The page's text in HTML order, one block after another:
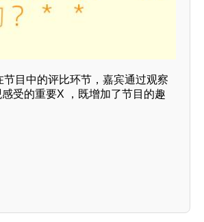
节目中的评比环节，嘉宾通过观察
受的重要X ，既增加了节目的趣